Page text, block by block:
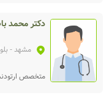
دکتر محمد
مشهد-
متخصص